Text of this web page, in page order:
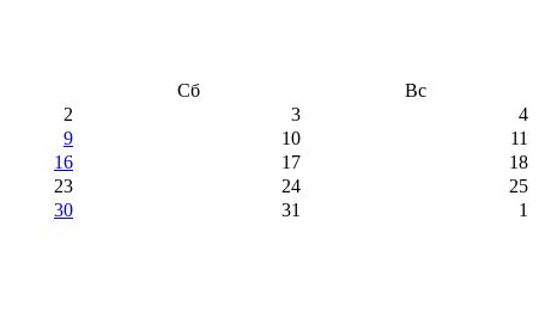
Сб
Вс
2 3
4
9 10
11
16 17
18
23 24
25
30 31 1